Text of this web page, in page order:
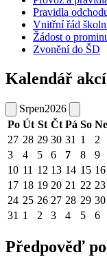
Pravidla
Vnitřní řád
Žádost o
Zvonění do ŠD
Kalendář akcí
Srpen2026
Po Út St Čt Pá So Ne
27 28 29 30 31 1
2
3
4 5 6 7 8
9
10 11 12 13 14 15 16
17 18 19 20 21 22 23
24 25 26 27 28 29 30
31 1 2 3 4 5 6
Předpověď